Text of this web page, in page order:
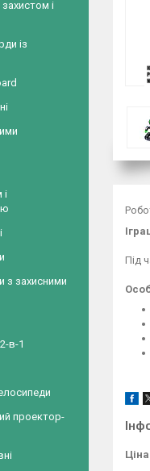
Під
і
із
з захисними
в-1
проектор-